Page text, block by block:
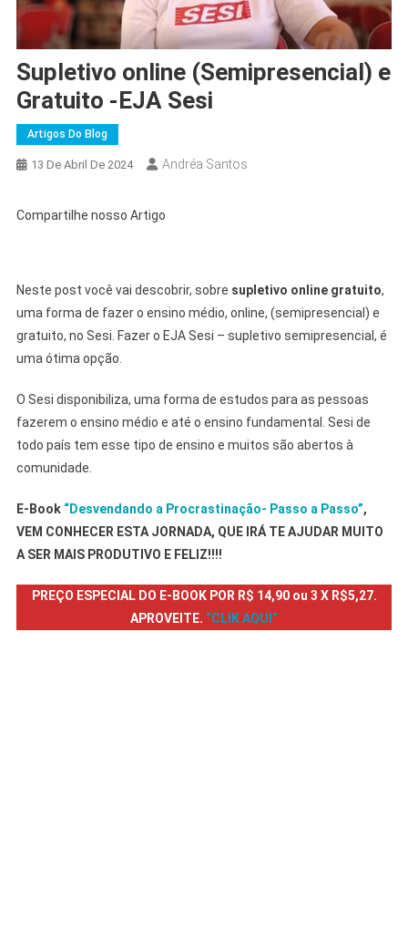
Supletivo online (Semipresencial) e
Gratuito -EJA Sesi
Artigos Do Blog
13 De Abril De 2024 Andréa Santos
Compartilhe nosso Artigo
Neste post você vai descobrir, sobre supletivo online gratuito,
uma forma de fazer o ensino médio, online, (semipresencial) e
gratuito, no Sesi. Fazer o EJA Sesi – supletivo semipresencial, é
uma ótima opção.
O Sesi disponibiliza, uma forma de estudos para as pessoas
fazerem o ensino médio e até o ensino fundamental. Sesi de
todo país tem esse tipo de ensino e muitos são abertos à
comunidade.
E-Book “Desvendando a Procrastinação- Passo a Passo”,
VEM CONHECER ESTA JORNADA, QUE IRÁ TE AJUDAR MUITO
A SER MAIS PRODUTIVO E FELIZ!!!!
PREÇO ESPECIAL DO E-BOOK POR R$ 14,90 ou 3 X R$5,27.
APROVEITE. “CLIK AQUI”